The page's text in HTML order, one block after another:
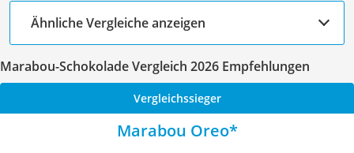
Ähnliche Vergleiche anzeigen
Marabou-Schokolade Vergleich 2026 Empfehlungen
Vergleichssieger
Marabou Oreo